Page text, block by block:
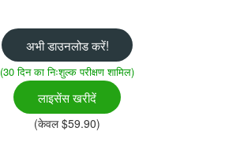
अभी डाउनलोड करें!
(30 दिन का निःशुल्क परीक्षण शामिल)
लाइसेंस खरीदें
(केवल $59.90)